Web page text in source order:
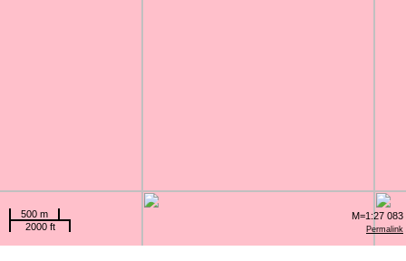
Permalink
500 m
2000 ft
M=1:27 083